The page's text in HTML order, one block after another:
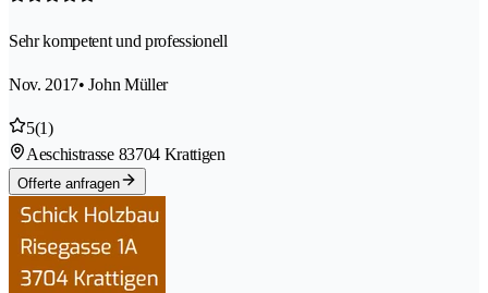
Sehr kompetent und professionell
Nov. 2017• John Müller
5(1)
Aeschistrasse 83704 Krattigen
Offerte anfragen